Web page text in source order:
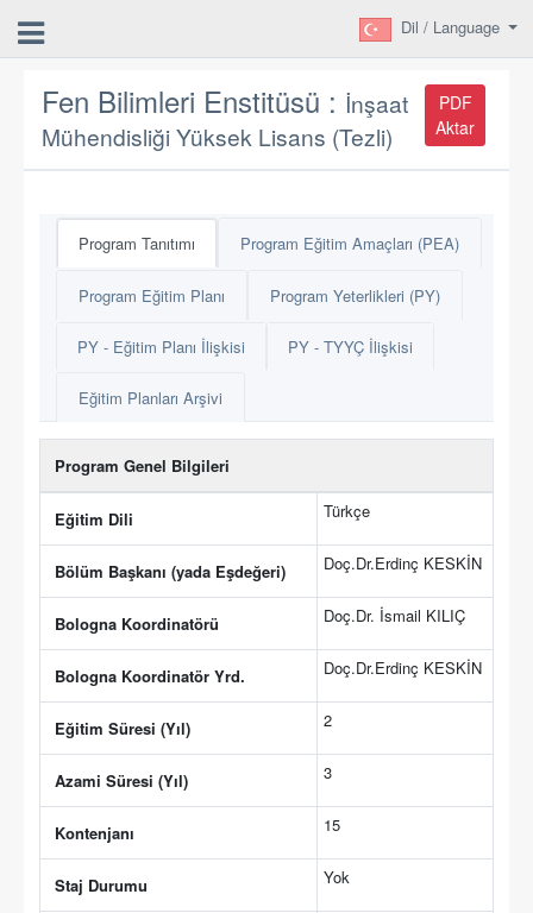
Dil / Language
Fen Bilimleri Enstitüsü : İnşaat
Mühendisliği Yüksek Lisans (Tezli)
PDF
Aktar
Program Tanıtımı Program Eğitim Amaçları (PEA)
Program Eğitim Planı Program Yeterlikleri (PY)
PY - Eğitim Planı İlişkisi PY - TYYÇ İlişkisi
Eğitim Planları Arşivi
Program Genel Bilgileri
Eğitim Dili Türkçe
Bölüm Başkanı (yada Eşdeğeri) Doç.Dr.Erdinç KESKİN
Bologna Koordinatörü Doç.Dr. İsmail KILIÇ
Bologna Koordinatör Yrd. Doç.Dr.Erdinç KESKİN
Eğitim Süresi (Yıl) 2
Azami Süresi (Yıl) 3
Kontenjanı 15
Staj Durumu Yok